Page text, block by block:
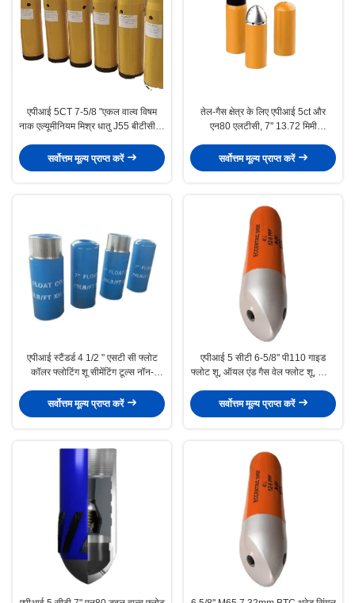
एपीआई 5CT 7-5/8 "एकल वाल्व विषम
नाक एल्यूमीनियम मिश्र धातु J55 बीटीसी के
सर्वोत्तम मूल्य प्राप्त करें
तेल-गैस क्षेत्र के लिए एपीआई 5ct और
एन80 एलटीसी, 7" 13.72 मिमी
और कॉलर
सर्वोत्तम मूल्य प्राप्त करें
एपीआई स्टैंडर्ड 4 1/2 " एसटी सी फ्लोट
कॉलर फ्लोटिंग शू सीमेंटिंग टूल्स नॉन-
सर्वोत्तम मूल्य प्राप्त करें
एपीआई 5 सीटी 6-5/8" पी110 गाइड
फ्लोट शू, ऑयल एंड गैस वेल फ्लोट शू, स्थिर
सर्वोत्तम मूल्य प्राप्त करें